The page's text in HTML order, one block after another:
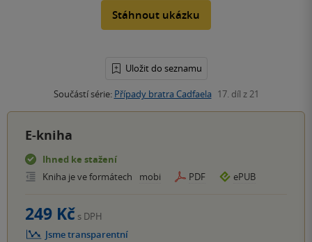
Stáhnout ukázku
Uložit do seznamu
Součástí série: Případy bratra Cadfaela 17. díl z 21
E-kniha
Ihned ke stažení
Kniha je ve formátech
mobi PDF ePUB
249 Kč s DPH
Jsme transparentní